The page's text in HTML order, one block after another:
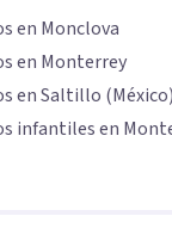
en Monclova
en Monterrey
en Saltillo (México)
infantiles en